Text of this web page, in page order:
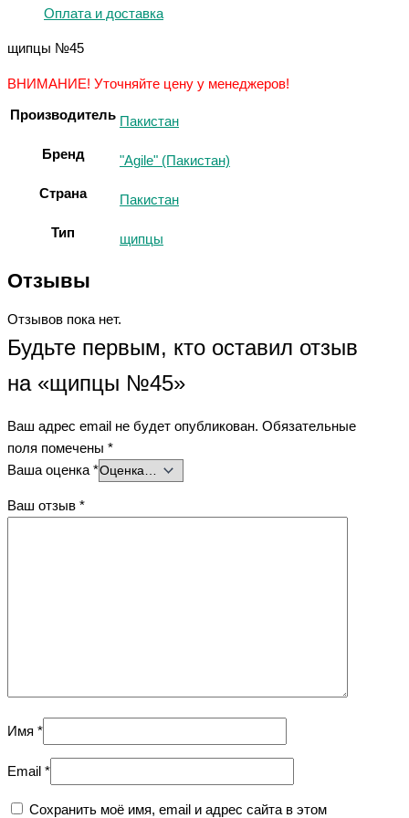
Оплата и доставка
щипцы №45
ВНИМАНИЕ! Уточняйте цену у менеджеров!
Производитель Пакистан
Бренд "Agile" (Пакистан)
Страна Пакистан
Тип щипцы
Отзывы
Отзывов пока нет.
Будьте первым, кто оставил отзыв
на «щипцы №45»
Ваш адрес email не будет опубликован. Обязательные
поля помечены *
Ваша оценка *
Ваш отзыв *
Имя *
Email *
Сохранить моё имя, email и адрес сайта в этом